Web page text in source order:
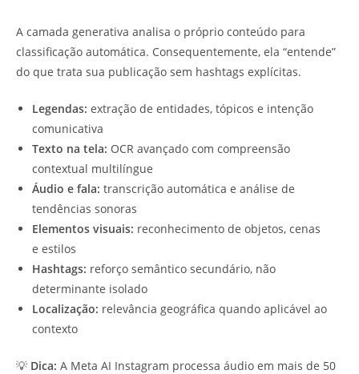
A camada generativa analisa o próprio conteúdo para
classificação automática. Consequentemente, ela “entende”
do que trata sua publicação sem hashtags explícitas.
Legendas: extração de entidades, tópicos e intenção
comunicativa
Texto na tela: OCR avançado com compreensão
contextual multilíngue
Áudio e fala: transcrição automática e análise de
tendências sonoras
Elementos visuais: reconhecimento de objetos, cenas
e estilos
Hashtags: reforço semântico secundário, não
determinante isolado
Localização: relevância geográfica quando aplicável ao
contexto
💡 Dica: A Meta AI Instagram processa áudio em mais de 50